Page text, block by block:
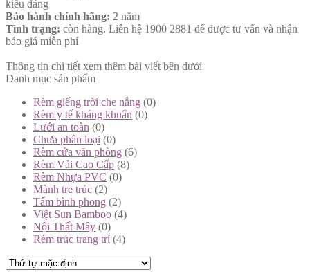
kiểu dáng
Bảo hành chính hãng: 2 năm
Tình trạng: còn hàng. Liên hệ 1900 2881 để được tư vấn và nhận
báo giá miễn phí
Thông tin chi tiết xem thêm bài viết bên dưới
Danh mục sản phẩm
Rèm giếng trời che nắng (0)
Rèm y tế kháng khuẩn (0)
Lưới an toàn (0)
Chưa phân loại (0)
Rèm cửa văn phòng (6)
Rèm Vải Cao Cấp (8)
Rèm Nhựa PVC (0)
Mành tre trúc (2)
Tấm bình phong (2)
Việt Sun Bamboo (4)
Nội Thất Mây (0)
Rèm trúc trang trí (4)